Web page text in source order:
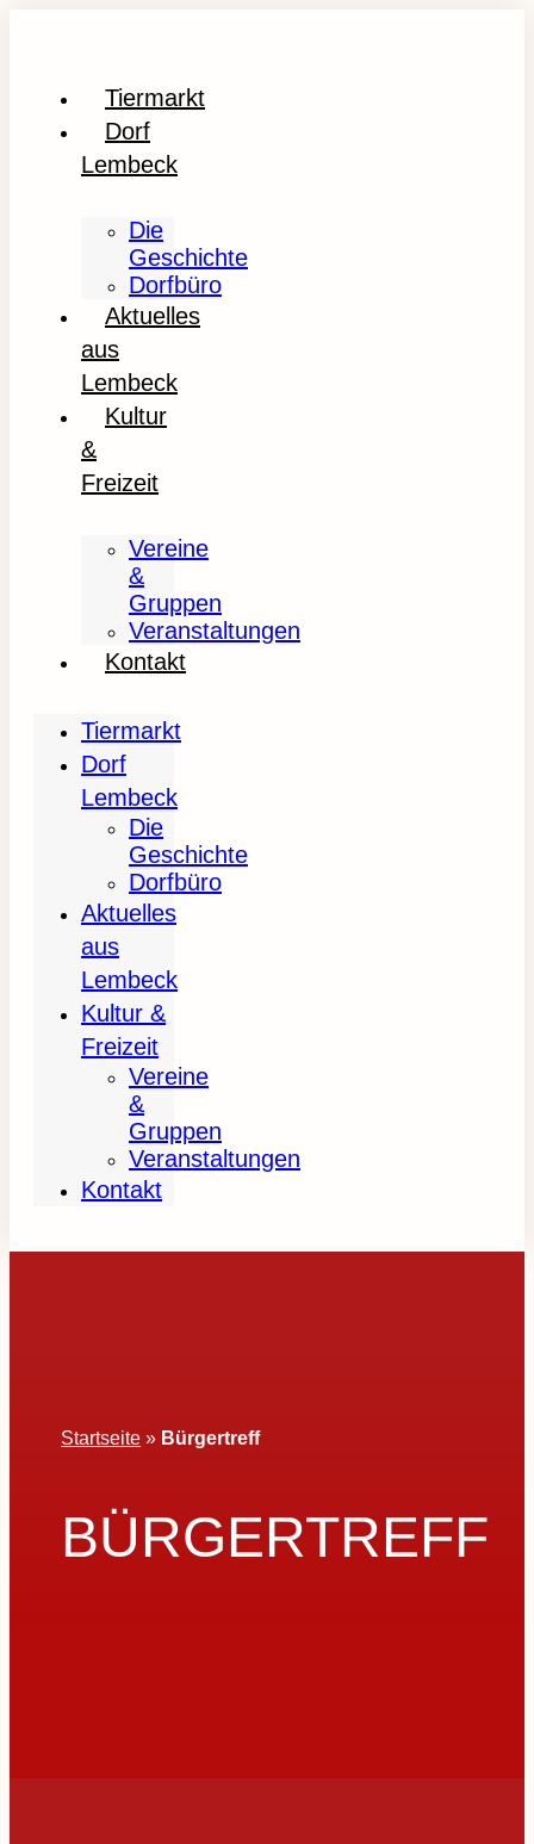
Tiermarkt
Dorf
Lembeck
Die
Geschichte
Dorfbüro
Aktuelles
aus
Lembeck
Kultur
&
Freizeit
Vereine
&
Gruppen
Veranstaltungen
Kontakt
Tiermarkt
Dorf
Lembeck
Die
Geschichte
Dorfbüro
Aktuelles
aus
Lembeck
Kultur &
Freizeit
Vereine
&
Gruppen
Veranstaltungen
Kontakt
Startseite » Bürgertreff
BÜRGERTREFF